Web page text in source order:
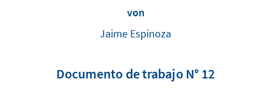
von
Jaime Espinoza
Documento de trabajo N° 12